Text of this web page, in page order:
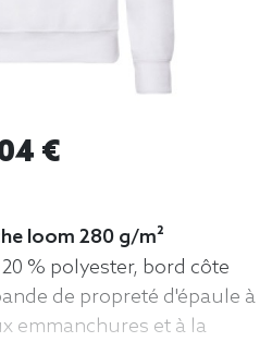
€
loom 280 g/m²
% polyester, bord côte
de propreté d'épaule à
emmanchures et à la